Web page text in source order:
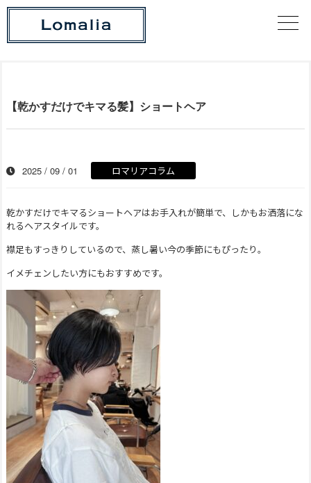
【乾かすだけでキマる髪】ショートヘア
2025 / 09 / 01 ロマリアコラム
乾かすだけでキマるショートヘアはお手入れが簡単で、しかもお洒落にな
れるヘアスタイルです。
襟足もすっきりしているので、蒸し暑い今の季節にもぴったり。
イメチェンしたい方にもおすすめです。